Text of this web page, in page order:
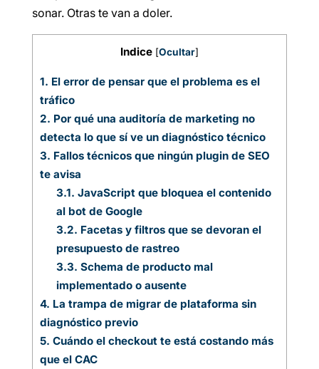
sonar. Otras te van a doler.
Indice [Ocultar]
1. El error de pensar que el problema es el
tráfico
2. Por qué una auditoría de marketing no
detecta lo que sí ve un diagnóstico técnico
3. Fallos técnicos que ningún plugin de SEO
te avisa
3.1. JavaScript que bloquea el contenido
al bot de Google
3.2. Facetas y filtros que se devoran el
presupuesto de rastreo
3.3. Schema de producto mal
implementado o ausente
4. La trampa de migrar de plataforma sin
diagnóstico previo
5. Cuándo el checkout te está costando más
que el CAC